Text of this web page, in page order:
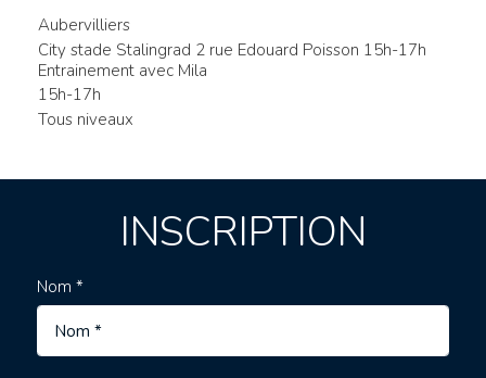
Aubervilliers
City stade Stalingrad 2 rue Edouard Poisson 15h-17h
Entrainement avec Mila
15h-17h
Tous niveaux
INSCRIPTION
Nom *